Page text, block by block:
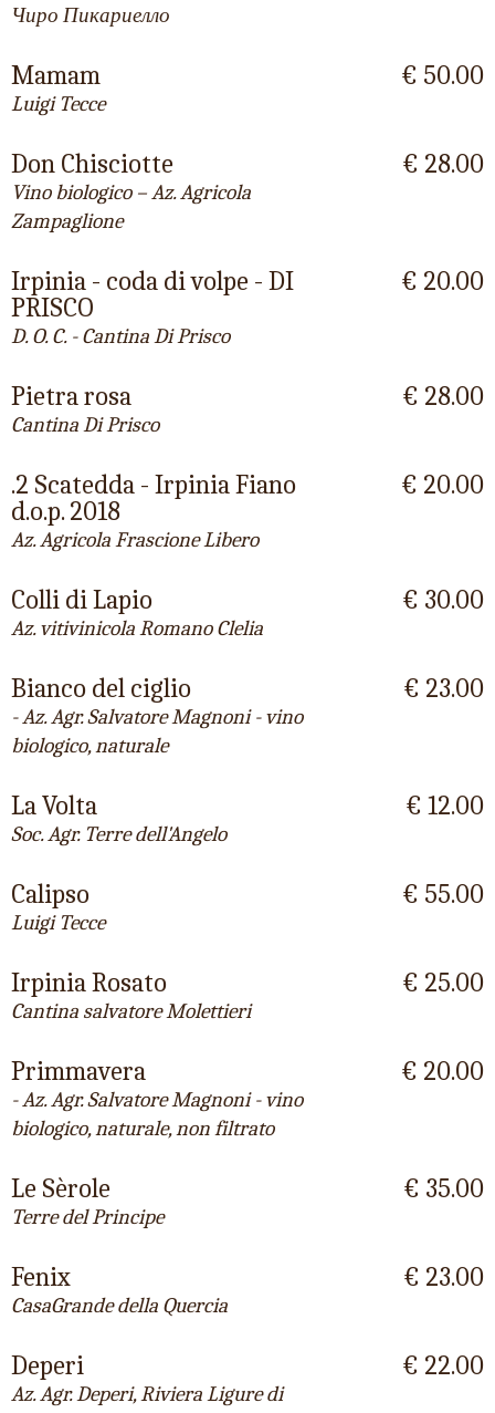
Чиро Пикариелло
Mamam
Luigi Tecce
€ 50.00
Don Chisciotte
Vino biologico – Az. Agricola
Zampaglione
€ 28.00
Irpinia - coda di volpe - DI
PRISCO
D. O. C. - Cantina Di Prisco
€ 20.00
Pietra rosa
Cantina Di Prisco
€ 28.00
.2 Scatedda - Irpinia Fiano
d.o.p. 2018
Az. Agricola Frascione Libero
€ 20.00
Colli di Lapio
Az. vitivinicola Romano Clelia
€ 30.00
Bianco del ciglio
- Az. Agr. Salvatore Magnoni - vino
biologico, naturale
€ 23.00
La Volta
Soc. Agr. Terre dell'Angelo
€ 12.00
Calipso
Luigi Tecce
€ 55.00
Irpinia Rosato
Cantina salvatore Molettieri
€ 25.00
Primmavera
- Az. Agr. Salvatore Magnoni - vino
biologico, naturale, non filtrato
€ 20.00
Le Sèrole
Terre del Principe
€ 35.00
Fenix
CasaGrande della Quercia
€ 23.00
Deperi
Az. Agr. Deperi, Riviera Ligure di
€ 22.00